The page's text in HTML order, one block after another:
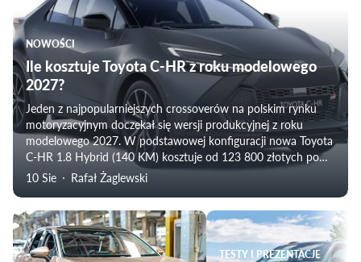
NOWOŚCI
Ile kosztuje Toyota C-HR z roku modelowego
2027?
Jeden z najpopularniejszych crossoverów na polskim rynku
motoryzacyjnym doczekał się wersji produkcyjnej z roku
modelowego 2027. W podstawowej konfiguracji nowa Toyota
C-HR 1.8 Hybrid (140 KM) kosztuje od 123 800 złotych po
rabacie.
10 Sie Rafał Żaglewski
TESTY I PREZENTACJE